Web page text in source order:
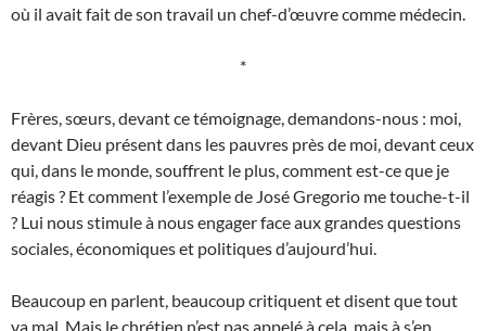
où il avait fait de son travail un chef-d’œuvre comme médecin.
*
Frères, sœurs, devant ce témoignage, demandons-nous : moi,
devant Dieu présent dans les pauvres près de moi, devant ceux
qui, dans le monde, souffrent le plus, comment est-ce que je
réagis ? Et comment l’exemple de José Gregorio me touche-t-il
? Lui nous stimule à nous engager face aux grandes questions
sociales, économiques et politiques d’aujourd’hui.
Beaucoup en parlent, beaucoup critiquent et disent que tout
va mal. Mais le chrétien n’est pas appelé à cela, mais à s’en